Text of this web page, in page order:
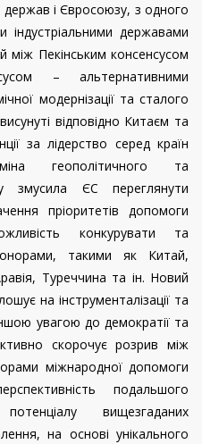
держав і Євросоюзу, з одного
державами
між Пекінським консенсусом
– альтернативними
модернізації та сталого
відповідно Китаєм та
за лідерство серед країн
геополітичного та
змусила ЄС переглянути
пріоритетів допомоги
конкурувати та
такими як Китай,
Туреччина та ін. Новий
на інструменталізації та
увагою до демократії та
скорочує розрив між
міжнародної допомоги
подальшого
вищезгаданих
на основі унікального